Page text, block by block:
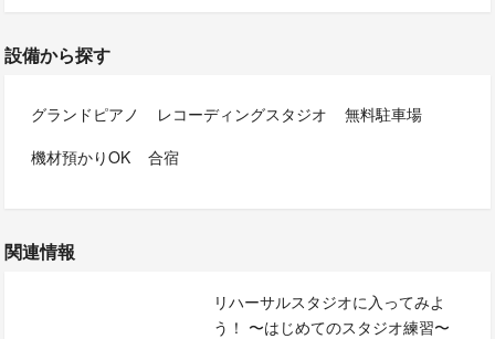
設備から探す
グランドピアノ レコーディングスタジオ
無料駐車場
機材預かりOK
合宿
関連情報
リハーサルスタジオに入ってみよ
う！ 〜はじめてのスタジオ練習〜